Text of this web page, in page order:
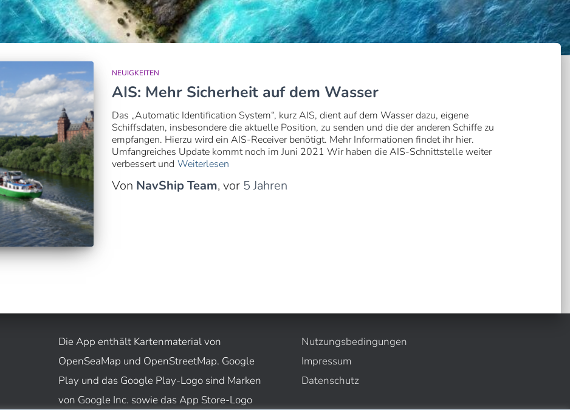
NEUIGKEITEN
AIS: Mehr Sicherheit auf dem Wasser
Das „Automatic Identification System“, kurz AIS, dient auf dem Wasser dazu, eigene
Schiffsdaten, insbesondere die aktuelle Position, zu senden und die der anderen Schiffe zu
empfangen. Hierzu wird ein AIS-Receiver benötigt. Mehr Informationen findet ihr hier.
Umfangreiches Update kommt noch im Juni 2021 Wir haben die AIS-Schnittstelle weiter
verbessert und Weiterlesen
Von NavShip Team, vor 5 Jahren
Die App enthält Kartenmaterial von
OpenSeaMap und OpenStreetMap. Google
Play und das Google Play-Logo sind Marken
von Google Inc. sowie das App Store-Logo
Nutzungsbedingungen
Impressum
Datenschutz